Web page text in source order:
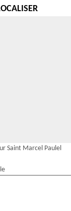
Saint Marcel Paulel